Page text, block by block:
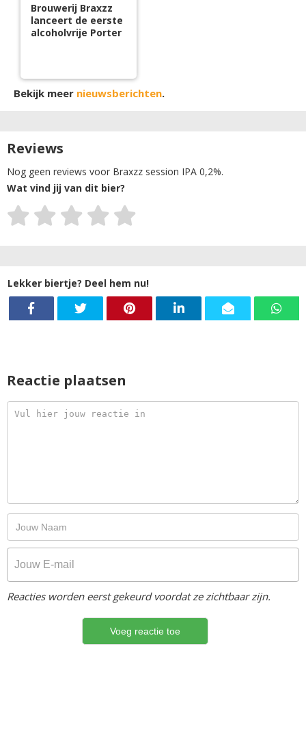
Brouwerij Braxzz
lanceert de eerste
alcoholvrije Porter
Bekijk meer nieuwsberichten.
Reviews
Nog geen reviews voor Braxzz session IPA 0,2%.
Wat vind jij van dit bier?
Lekker biertje? Deel hem nu!
Reactie plaatsen
Reacties worden eerst gekeurd voordat ze zichtbaar zijn.